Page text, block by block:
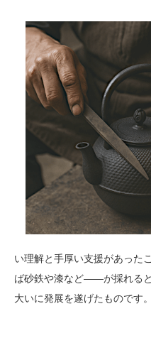
い理解と手厚い支援があっ
ば砂鉄や漆など――が採れると
大いに発展を遂げたものです。